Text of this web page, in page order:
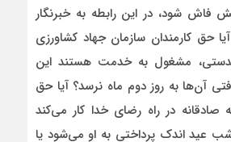
شود، در این رابطه به خبرنگار
حق کارمندان سازمان جهاد کشاورزی
مشغول به خدمت هستند این
آن‌ها به روز دوم‌ ماه نرسد؟ آیا حق
صادقانه در راه رضای خدا کار می‌کند
عید اندک پرداختی به او می‌شود یا